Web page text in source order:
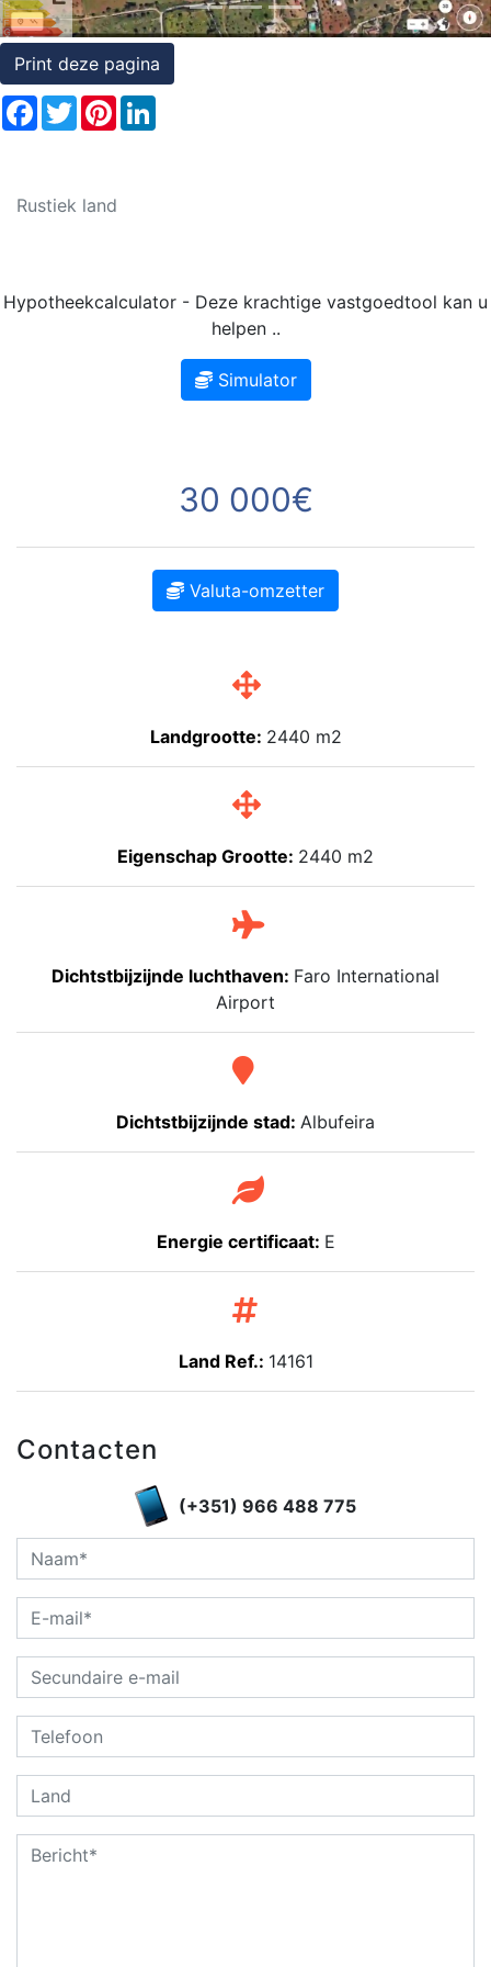
Rechten
op
onroerend
goed
Print deze pagina
Facebook
TwitterPinterest
Rustiek land
Hypotheekcalculator - Deze krachtige vastgoedtool kan u
helpen ..
Simulator
30 000€
Valuta-omzetter
Landgrootte: 2440 m2
Eigenschap Grootte: 2440 m2
Dichtstbijzijnde luchthaven: Faro International
Airport
Dichtstbijzijnde stad: Albufeira
Energie certificaat: E
Land Ref.: 14161
Contacten
(+351) 966 488 775